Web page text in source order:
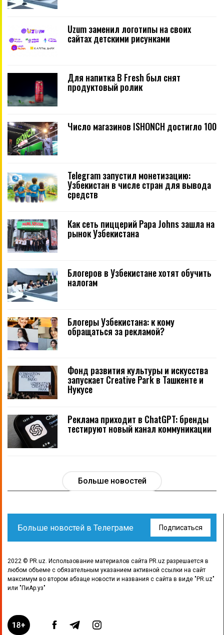
Uzum заменил логотипы на своих
сайтах детскими рисунками
Для напитка B Fresh был снят
продуктовый ролик
Число магазинов ISHONCH достигло 100
Telegram запустил монетизацию:
Узбекистан в числе стран для вывода
средств
Как сеть пиццерий Papa Johns зашла на
рынок Узбекистана
Блогеров в Узбекистане хотят обучить
налогам
Блогеры Узбекистана: к кому
обращаться за рекламой?
Фонд развития культуры и искусства
запускает Creative Park в Ташкенте и
Нукусе
Реклама приходит в ChatGPT: бренды
тестируют новый канал коммуникации
Больше новостей
Больше новостей в Телеграме Подписаться
2022 © PR.uz. Использование материалов сайта PR.uz разрешается в
любом объеме с обязательным указанием активной ссылки на сайт
максимум во втором абзаце новости и названия с сайта в виде "PR.uz"
или "ПиАр.уз"